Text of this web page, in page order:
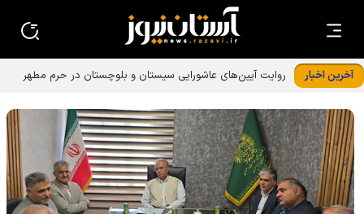
آخرین اخبار
روایت آیین‌های عاشورایی سیستان و بلوچستان در حرم مطهر